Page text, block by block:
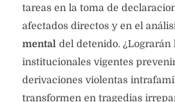
tareas en la toma de
afectados directos y en el
mental del detenido. ¿Lograrán
institucionales vigentes
derivaciones violentas
transformen en tragedias